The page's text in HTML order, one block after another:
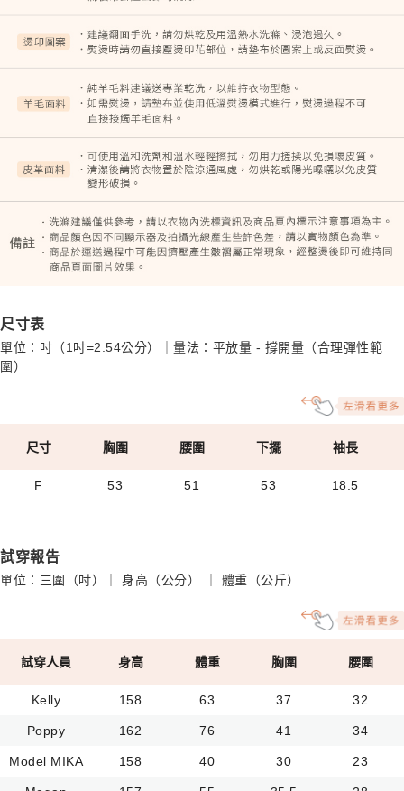
尺寸表
單位：吋（1吋=2.54公分）｜量法：平放量 - 撐開量（合理彈性範
圍）
尺寸 胸圍 腰圍 下擺 袖長
F 53 51 53 18.5
試穿報告
單位：三圍（吋）｜ 身高（公分） ｜ 體重（公斤）
試穿人員 身高 體重 胸圍 腰圍
Kelly 158 63 37 32
Poppy 162 76 41 34
Model MIKA 158 40 30 23